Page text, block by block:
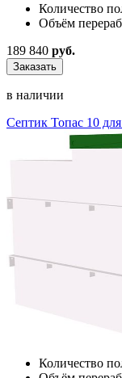
Количество
Объём
189 840 руб.
Заказать
в наличии
Септик Топас 10
Количество